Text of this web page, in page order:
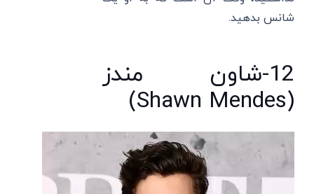
شانس بدهید.
12-شاون مندز
(Shawn Mendes)